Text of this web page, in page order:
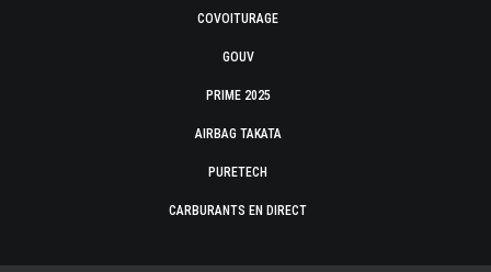
COVOITURAGE
GOUV
PRIME 2025
AIRBAG TAKATA
PURETECH
CARBURANTS EN DIRECT